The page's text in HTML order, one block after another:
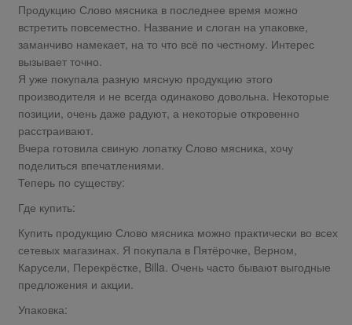
Продукцию Слово мясника в последнее время можно
встретить повсеместно. Название и слоган на упаковке,
заманчиво намекает, на то что всё по честному. Интерес
вызывает точно.
Я уже покупала разную мясную продукцию этого
производителя и не всегда одинаково довольна. Некоторые
позиции, очень даже радуют, а некоторые откровенно
расстраивают.
Вчера готовила свиную лопатку Слово мясника, хочу
поделиться впечатлениями.
Теперь по существу:
Где купить:
Купить продукцию Слово мясника можно практически во всех
сетевых магазинах. Я покупала в Пятёрочке, Верном,
Карусели, Перекрёстке, Billa. Очень часто бывают выгодные
предложения и акции.
Упаковка: